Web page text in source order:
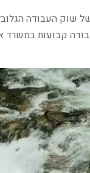
שוק העבודה
קבועות במשרד